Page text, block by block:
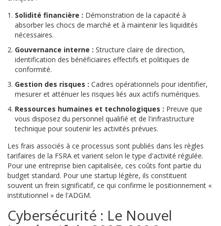
Solidité financière : Démonstration de la capacité à
absorber les chocs de marché et à maintenir les liquidités
nécessaires.
Gouvernance interne : Structure claire de direction,
identification des bénéficiaires effectifs et politiques de
conformité.
Gestion des risques : Cadres opérationnels pour identifier,
mesurer et atténuer les risques liés aux actifs numériques.
Ressources humaines et technologiques : Preuve que
vous disposez du personnel qualifié et de l'infrastructure
technique pour soutenir les activités prévues.
Les frais associés à ce processus sont publiés dans les règles
tarifaires de la FSRA et varient selon le type d'activité régulée.
Pour une entreprise bien capitalisée, ces coûts font partie du
budget standard. Pour une startup légère, ils constituent
souvent un frein significatif, ce qui confirme le positionnement «
institutionnel » de l'ADGM.
Cybersécurité : Le Nouvel